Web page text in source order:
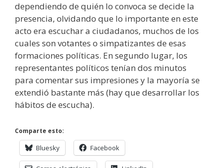
dependiendo de quién lo convoca se decide la
presencia, olvidando que lo importante en este
acto era escuchar a ciudadanos, muchos de los
cuales son votantes o simpatizantes de esas
formaciones políticas. En segundo lugar, los
representantes políticos tenían dos minutos
para comentar sus impresiones y la mayoría se
extendió bastante más (hay que desarrollar los
hábitos de escucha).
Comparte esto:
Bluesky Facebook